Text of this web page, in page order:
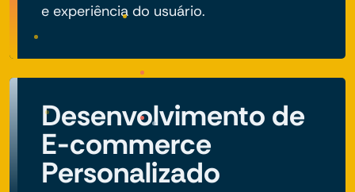
e experiência do usuário.
Desenvolvimento de
E-commerce
Personalizado